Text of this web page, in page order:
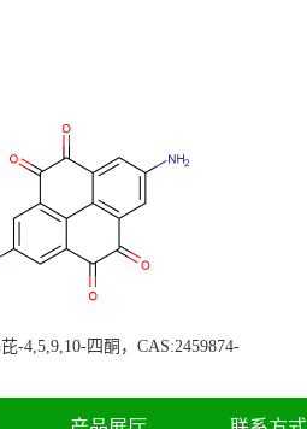
-4,5,9,10-四酮，CAS:2459874-